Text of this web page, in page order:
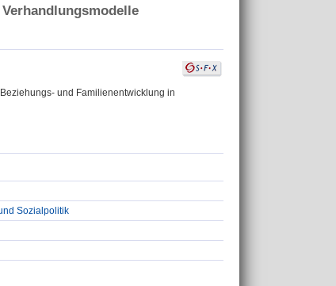
und Familienentwicklung in
Sozialpolitik